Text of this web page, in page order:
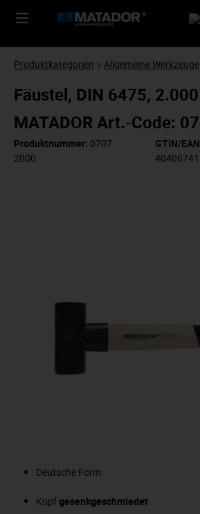
Produktkategorien Allgemeine Werkzeuge
Fäustel, DIN 6475,
MATADOR Art.-Code:
Produktnummer: 0707
2000
GTIN/
Deutsche Form
Kopfgesenkgeschmiedet